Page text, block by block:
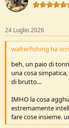
24 Luglio 2026
walterfishing ha
beh, un paio di
una cosa
di brutto...
IMHO la cosa
estremamente
fare cose insieme.